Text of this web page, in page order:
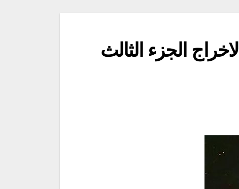
رسميا عودة المخرج Peyton Reed لاخراج الجزء الثالث